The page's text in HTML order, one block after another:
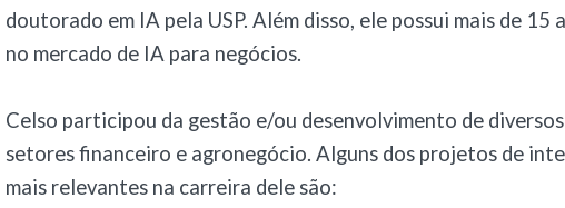
doutorado em IA pela USP. Além disso, ele possui mais de 15
no mercado de IA para negócios.
Celso participou da gestão e/ou desenvolvimento de
setores financeiro e agronegócio. Alguns dos projetos de
mais relevantes na carreira dele são: